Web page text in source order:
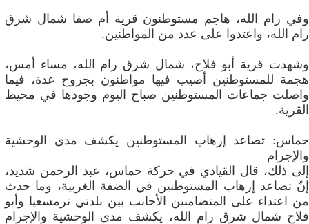
وفي رام الله، هاجم مستوطنون قرية أم صفا شمال شرق
رام الله، واعتدوا على عدد من المواطنين.
وشهدت قرية أبو فلاح، شمال شرق رام الله، مساء أمس،
هجمة للمستوطنين أصيب فيها مواطنون بجروح عدة، فيما
واصلت جماعات المستوطنين صباح اليوم وجودها في محيط
القرية.
حماس: تصاعد إرهاب المستوطنين يكشف مدى الوحشية
والإجرام
إلى ذلك، قال القيادي في حركة حماس، عبد الرحمن شديد،
إنّ تصاعد إرهاب المستوطنين في الضفة الغربية، وما حدث
من اعتداء على المتضامنين الأجانب بين بلدتي ترمسعيا وأبو
فلاح شمال شرق رام الله، يكشف مدى الوحشية والإجرام